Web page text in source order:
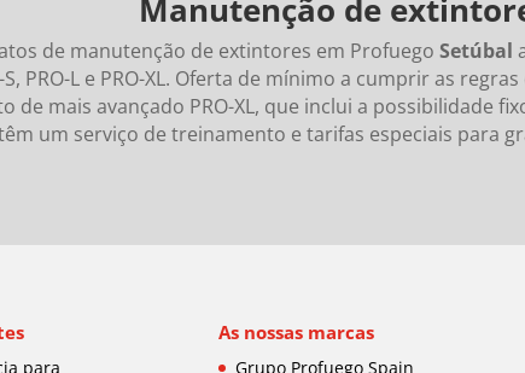
Manutenção de
de manutenção de extintores em ProfuegoSetúbal
PRO-L e PRO-XL. Oferta de mínimo a cumprir as
de mais avançado PRO-XL, que inclui a possibilidade
um serviço de treinamento e tarifas especiais para
para
As nossas marcas
Grupo Profuego Spain